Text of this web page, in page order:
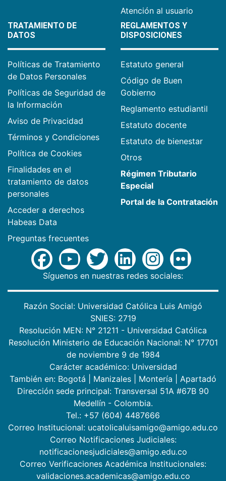
Atención al usuario
TRATAMIENTO DE
DATOS
Políticas de Tratamiento
de Datos Personales
Políticas de Seguridad de
la Información
Aviso de Privacidad
Términos y Condiciones
Política de Cookies
Finalidades en el
tratamiento de datos
personales
Acceder a derechos
Habeas Data
Preguntas frecuentes
REGLAMENTOS Y
DISPOSICIONES
Estatuto general
Código de Buen
Gobierno
Reglamento estudiantil
Estatuto docente
Estatuto de bienestar
Otros
Régimen Tributario
Especial
Portal de la Contratación
Síguenos en nuestras redes sociales:
Razón Social: Universidad Católica Luis Amigó
SNIES: 2719
Resolución MEN: N° 21211 - Universidad Católica
Resolución Ministerio de Educación Nacional: N° 17701
de noviembre 9 de 1984
Carácter académico: Universidad
También en: Bogotá Manizales Montería
Apartadó
Dirección sede principal: Transversal 51A #67B 90
Medellín - Colombia.
Tel.: +57 (604) 4487666
Correo Institucional: ucatolicaluisamigo@amigo.edu.co
Correo Notificaciones Judiciales:
notificacionesjudiciales@amigo.edu.co
Correo Verificaciones Académica Institucionales:
validaciones.academicas@amigo.edu.co